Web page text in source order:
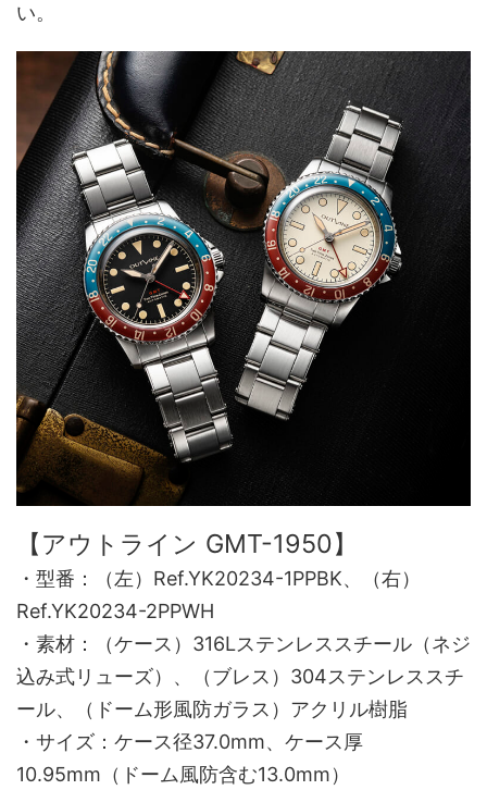
い。
【アウトライン GMT-1950】
・型番：（左）Ref.YK20234-1PPBK、（右）
Ref.YK20234-2PPWH
・素材：（ケース）316Lステンレススチール（ネジ
込み式リューズ）、（ブレス）304ステンレススチ
ール、（ドーム形風防ガラス）アクリル樹脂
・サイズ：ケース径37.0mm、ケース厚
10.95mm（ドーム風防含む13.0mm）